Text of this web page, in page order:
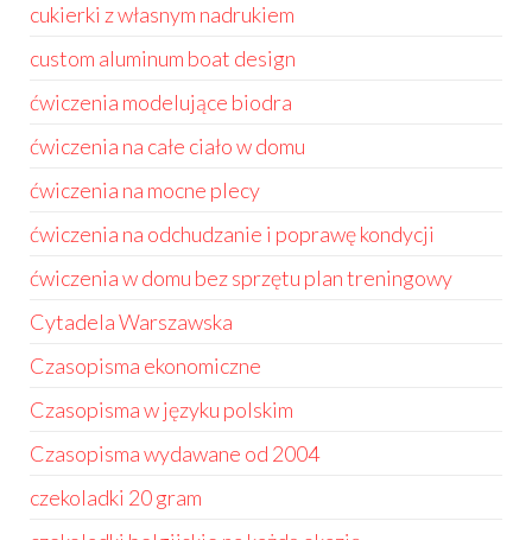
cukierki z własnym nadrukiem
custom aluminum boat design
ćwiczenia modelujące biodra
ćwiczenia na całe ciało w domu
ćwiczenia na mocne plecy
ćwiczenia na odchudzanie i poprawę kondycji
ćwiczenia w domu bez sprzętu plan treningowy
Cytadela Warszawska
Czasopisma ekonomiczne
Czasopisma w języku polskim
Czasopisma wydawane od 2004
czekoladki 20 gram